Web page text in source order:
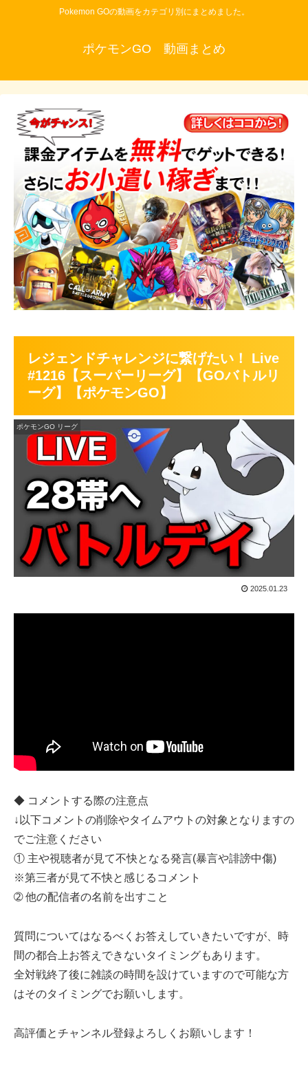
Pokemon GOの動画をカテゴリ別にまとめました。
ポケモンGO 動画まとめ
レジェンドチャレンジに繋げたい！ Live
#1216【スーパーリーグ】【GOバトルリ
ーグ】【ポケモンGO】
ポケモンGO リーグ
2025.01.23
◆ コメントする際の注意点
↓以下コメントの削除やタイムアウトの対象となりますの
でご注意ください
① 主や視聴者が見て不快となる発言(暴言や誹謗中傷)
※第三者が見て不快と感じるコメント
➁ 他の配信者の名前を出すこと
質問についてはなるべくお答えしていきたいですが、時
間の都合上お答えできないタイミングもあります。
全対戦終了後に雑談の時間を設けていますので可能な方
はそのタイミングでお願いします。
高評価とチャンネル登録よろしくお願いします！